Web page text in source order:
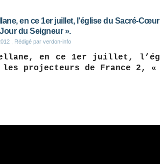
en ce 1er juillet, l’église du Sacré-
du Seigneur ».
, Rédigé par verdon-info
en ce 1er juillet,
les projecteurs de France 2,